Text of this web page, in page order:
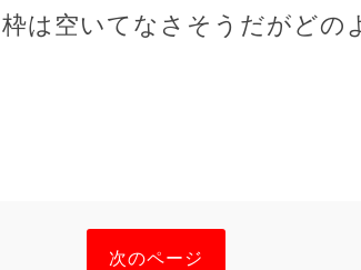
は空いてなさそうだがどの
次のページ